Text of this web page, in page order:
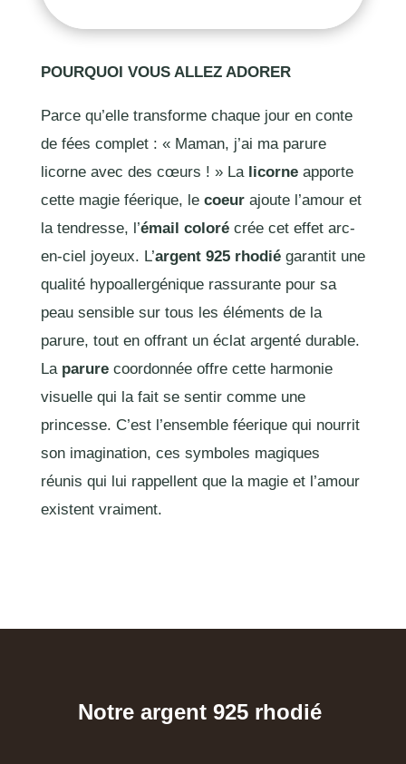
POURQUOI VOUS ALLEZ ADORER
Parce qu’elle transforme chaque jour en conte
de fées complet : « Maman, j’ai ma parure
licorne avec des cœurs ! » La licorneapporte
cette magie féerique, le coeurajoute l’amour et
la tendresse, l’émail colorécrée cet effet arc-
en-ciel joyeux. L’argent 925 rhodiégarantit une
qualité hypoallergénique rassurante pour sa
peau sensible sur tous les éléments de la
parure, tout en offrant un éclat argenté durable.
La parurecoordonnée offre cette harmonie
visuelle qui la fait se sentir comme une
princesse. C’est l’ensemble féerique qui nourrit
son imagination, ces symboles magiques
réunis qui lui rappellent que la magie et l’amour
existent vraiment.
Notre argent 925 rhodié